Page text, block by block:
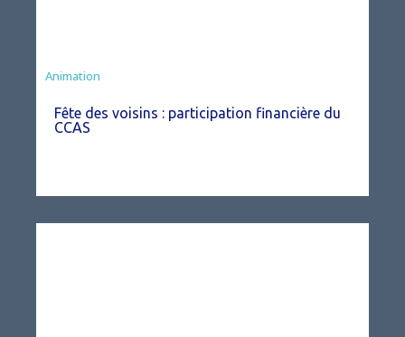
Animation
Fête des voisins : participation financière du
CCAS